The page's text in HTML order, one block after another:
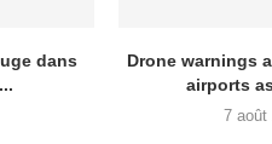
dans
Drone warnings
airports
7 août